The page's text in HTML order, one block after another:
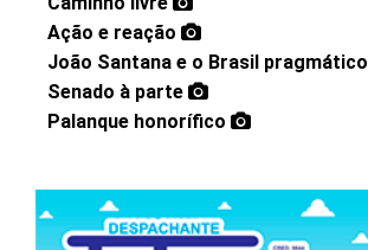
Ação e reação
João Santana e o Brasil pragmático
Senado à parte
Palanque honorífico